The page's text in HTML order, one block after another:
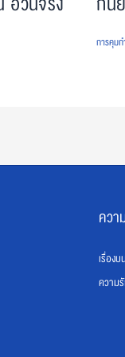
การคุมก
คว
เรื่องบ
ความ